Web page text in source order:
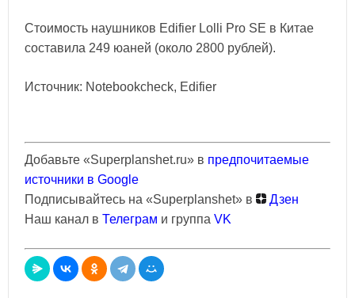
Стоимость наушников Edifier Lolli Pro SE в Китае
составила 249 юаней (около 2800 рублей).
Источник: Notebookcheck, Edifier
Добавьте «Superplanshet.ru» в предпочитаемые
источники в Google
Подписывайтесь на «Superplanshet» в
Дзен
Наш канал в Телеграм и группа VK